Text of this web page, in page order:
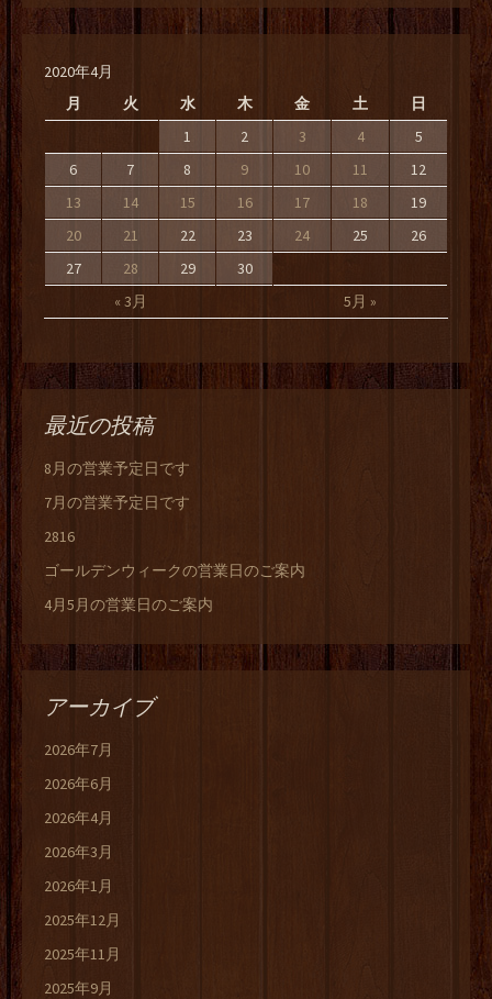
2020年4月
月
火 水 木 金 土 日
« 3月 5月 »
1 2 3 4
5
6
7 8 9 10 11
12
13
14 15 16 17 18
19
20
21 22 23 24 25
26
27
28 29 30
最近の投稿
8月の営業予定日です
7月の営業予定日です
2816
ゴールデンウィークの営業日のご案内
4月5月の営業日のご案内
アーカイブ
2026年7月
2026年6月
2026年4月
2026年3月
2026年1月
2025年12月
2025年11月
2025年9月